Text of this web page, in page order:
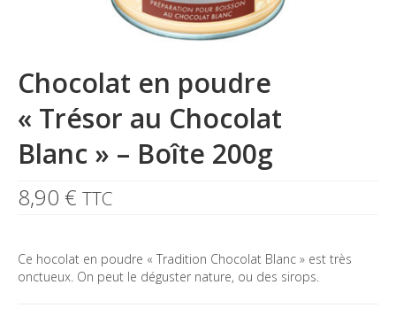
Chocolat en poudre
« Trésor au Chocolat
Blanc » – Boîte 200g
8,90 € TTC
Ce hocolat en poudre « Tradition Chocolat Blanc » est très
onctueux. On peut le déguster nature, ou des sirops.